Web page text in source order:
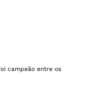
campeão entre os